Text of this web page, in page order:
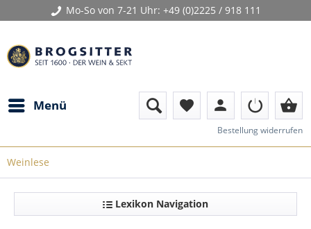
Mo-So von 7-21 Uhr: +49 (0)2225 / 918 111
Menü favorite person shopping_basket
Bestellung widerrufen
Weinlese
Lexikon Navigation